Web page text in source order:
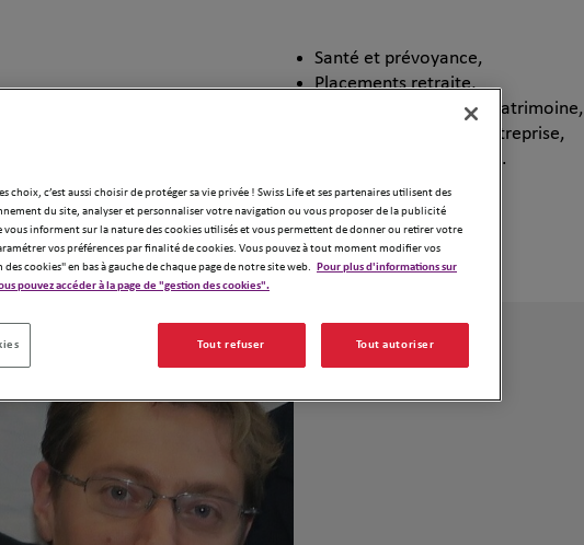
un devis
Santé et prévoyance,
Placements retraite,
Epargne et gestion de patrimoine,
Contrats collectifs d'entreprise,
Assurances du dirigeant.
Notre équipe
choix, c’est aussi choisir de protéger sa vie privée ! Swiss Life et ses partenaires utilisent des
du site, analyser et personnaliser votre navigation ou vous proposer de la publicité
informent sur la nature des cookies utilisés et vous permettent de donner ou retirer votre
vos préférences par finalité de cookies. Vous pouvez à tout moment modifier vos
cookies" en bas à gauche de chaque page de notre site web.
Pour plus d'informations sur
pouvez accéder à la page de "gestion des cookies".
Tout refuser Tout autoriser